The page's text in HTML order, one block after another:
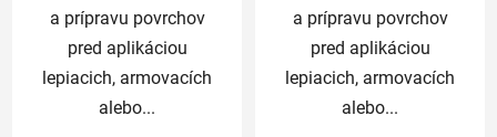
a prípravu povrchov
pred aplikáciou
lepiacich, armovacích
alebo...
a prípravu povrchov
pred aplikáciou
lepiacich, armovacích
alebo...